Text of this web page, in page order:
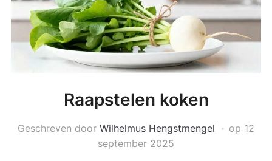
Raapstelen koken
Geschreven door Wilhelmus Hengstmengel op 12
september 2025